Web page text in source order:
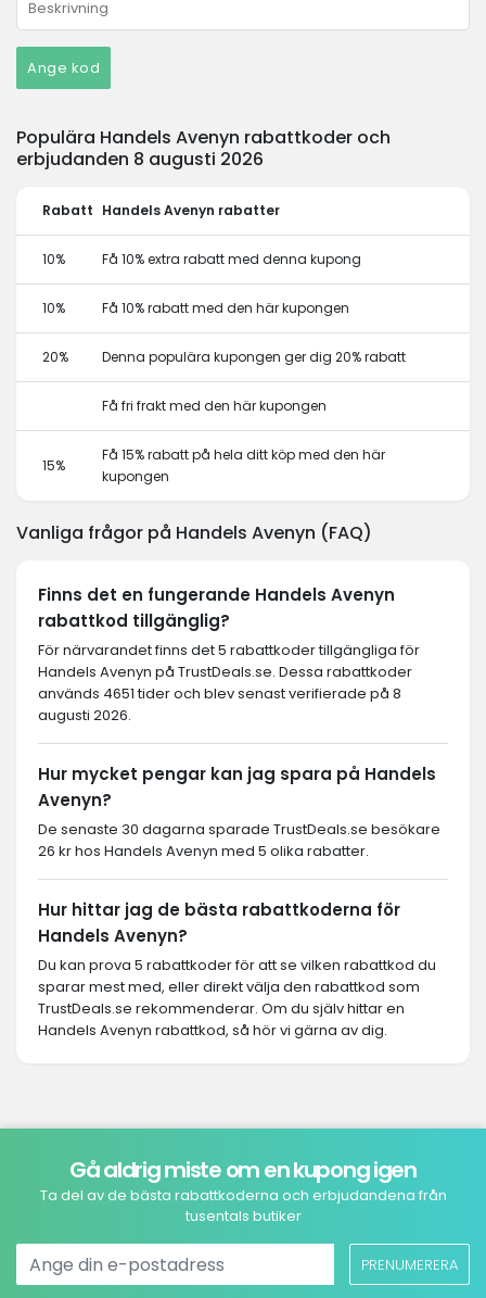
Ange kod
Populära Handels Avenyn rabattkoder och
erbjudanden 8 augusti 2026
Rabatt Handels Avenyn rabatter
10% Få 10% extra rabatt med denna kupong
10% Få 10% rabatt med den här kupongen
20% Denna populära kupongen ger dig 20% rabatt
Få fri frakt med den här kupongen
15%
Få 15% rabatt på hela ditt köp med den här
kupongen
Vanliga frågor på Handels Avenyn (FAQ)
Finns det en fungerande Handels Avenyn
rabattkod tillgänglig?
För närvarandet finns det 5 rabattkoder tillgängliga för
Handels Avenyn på TrustDeals.se. Dessa rabattkoder
används 4651 tider och blev senast verifierade på 8
augusti 2026.
Hur mycket pengar kan jag spara på Handels
Avenyn?
De senaste 30 dagarna sparade TrustDeals.se besökare
26 kr hos Handels Avenyn med 5 olika rabatter.
Hur hittar jag de bästa rabattkoderna för
Handels Avenyn?
Du kan prova 5 rabattkoder för att se vilken rabattkod du
sparar mest med, eller direkt välja den rabattkod som
TrustDeals.se rekommenderar. Om du själv hittar en
Handels Avenyn rabattkod, så hör vi gärna av dig.
Gå aldrig miste om en kupong igen
Ta del av de bästa rabattkoderna och erbjudandena från
tusentals butiker
PRENUMERERA